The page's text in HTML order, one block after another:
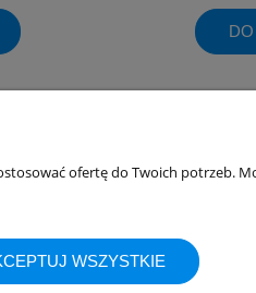
Moje konto
Ustawienia konta
Przechowalnia
ofertę do Twoich potrzeb.
WSZYSTKIE